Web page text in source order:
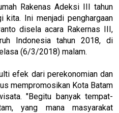
Rakenas Adeksi III tahun
kita. Ini menjadi penghargaan
disela acara Rakernas III,
Indonesia tahun 2018, di
(6/3/2018) malam.
efek dari perekonomian dan
mempromosikan Kota Batam
"Begitu banyak tempat-
yang mana masyarakat